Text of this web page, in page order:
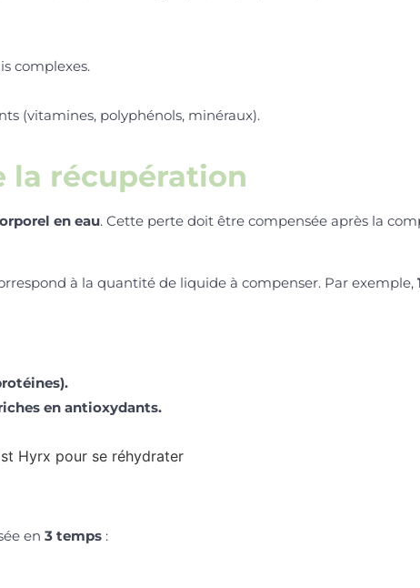
complexes.
(vitamines, polyphénols, minéraux).
la récupération
en eau. Cette perte doit être compensée après la
à la quantité de liquide à compenser. Par exemple,
en antioxydants.
en 3 temps :